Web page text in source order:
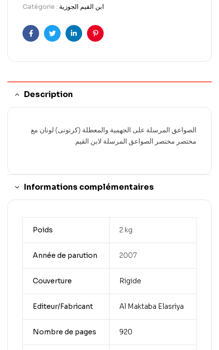
Catégorie : ابن القيم الجوزية
FacebookTwitterLinkedInPinterest
Description
الصواعق المرسلة على الجهمية والمعطلة (كرتونى) لونان مع
مختصر مختصر الصواعق المرسلة لابن القيم
Informations complémentaires
Poids 2 kg
Année de parution 2007
Couverture Rigide
Editeur/Fabricant Al Maktaba Elasriya
Nombre de pages 920